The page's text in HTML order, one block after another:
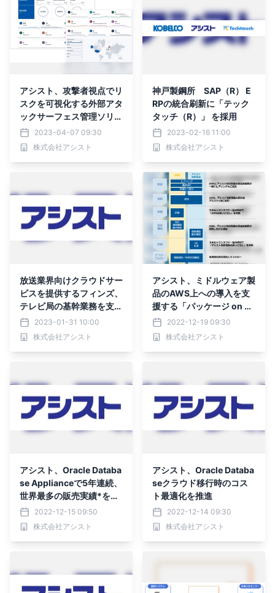
アシスト、攻撃者視点でリ
スクを可視化する外部アタ
ックサーフェス管理ソリュ
ーション「Tenable.as
m」を販売開始
2023-04-07 09:30
株式会社アシスト
神戸製鋼所 SAP（R） E
RPの統合刷新に「テック
タッチ（R）」 を採用
2023-02-16 11:00
株式会社アシスト
放送業界向けクラウドサー
ビスを提供するフィンズ、
テレビ局の基幹業務を支え
るミッションクリティカル
システムのデータベース基
盤にEDBを採用
2023-01-31 10:00
株式会社アシスト
アシスト、ミドルウェア製
品のAWS上への導入を支
援する「パッケージ on A
WS」の提供を開始
2022-12-19 09:30
株式会社アシスト
アシスト、Oracle Databa
se Applianceで5年連続、
世界最多の販売実績*を達
成
2022-12-15 09:50
株式会社アシスト
アシスト、Oracle Databa
seクラウド移行時のコス
ト最適化を推進
2022-12-14 09:30
株式会社アシスト